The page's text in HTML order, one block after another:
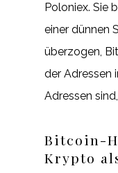
Poloniex. Sie
einer dünnen
überzogen,
der Adressen
Adressen
Bitcoin-
Krypto